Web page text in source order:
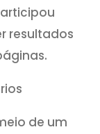
resultados
de um